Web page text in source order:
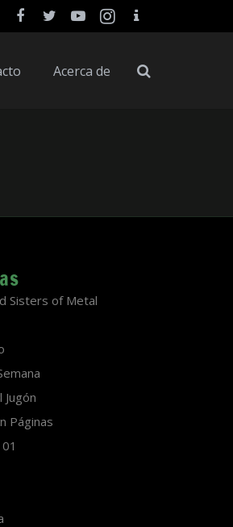
Acerca de
Sisters of Metal
Jugón
Páginas